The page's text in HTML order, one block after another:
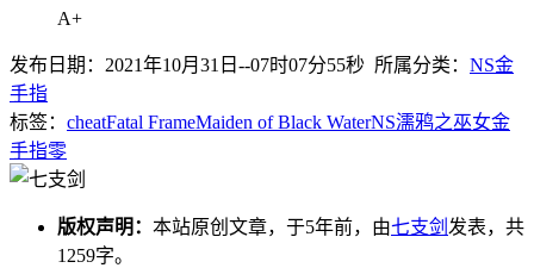
A+
发布日期：2021年10月31日--07时07分55秒 所属分类： NS金
手指
标签： cheatFatal FrameMaiden of Black WaterNS濡鸦之巫女金
手指零
版权声明： 本站原创文章，于5年前，由七支剑 发表，共
1259字。